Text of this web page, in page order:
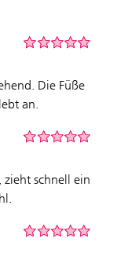
Die Füße
an.
zieht schnell ein